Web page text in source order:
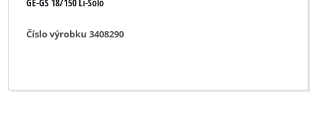
Číslo výrobku 3408290